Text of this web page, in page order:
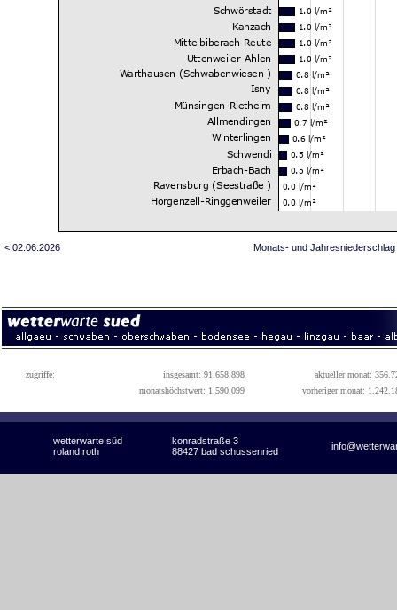
< 02.06.2026 Monats- und Jahresniederschlag
zugriffe: insgesamt: 91.658.898
aktueller monat:
monatshöchstwert: 1.590.099
vorheriger monat:
wetterwarte süd konradstraße 3
roland roth 88427 bad schussenried